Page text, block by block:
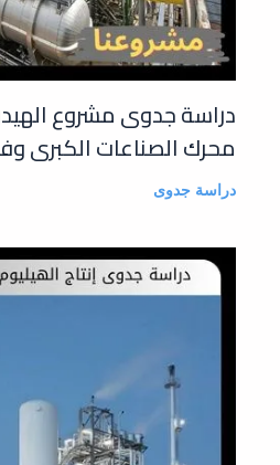
دراسة جدوى مشروع
محرك الصناعات الكبرى
دراسة جدوى